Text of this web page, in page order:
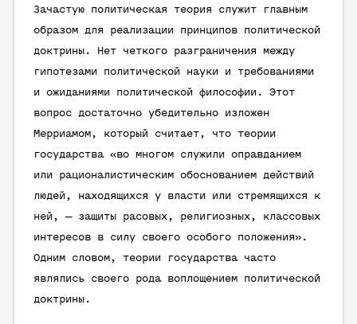
Зачастую политическая теория служит главным
образом для реализации принципов политической
доктрины. Нет четкого разграничения между
гипотезами политической науки и требованиями
и ожиданиями политической философии. Этот
вопрос достаточно убедительно изложен
Мерриамом, который считает, что теории
государства «во многом служили оправданием
или рационалистическим обоснованием действий
людей, находящихся у власти или стремящихся к
ней, — защиты расовых, религиозных, классовых
интересов в силу своего особого положения».
Одним словом, теории государства часто
являлись своего рода воплощением политической
доктрины.